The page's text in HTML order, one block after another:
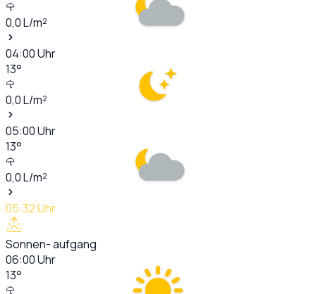
0,0L/m²
04:00Uhr
13°
0,0L/m²
05:00Uhr
13°
0,0L/m²
05:32Uhr
Sonnen- aufgang
06:00Uhr
13°